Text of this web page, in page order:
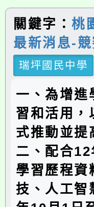
關鍵字：桃
最新消息-
瑞坪國民中學
一、為增進
習和活用，
式推動並提
二、配合
學習歷程資
技、人工智